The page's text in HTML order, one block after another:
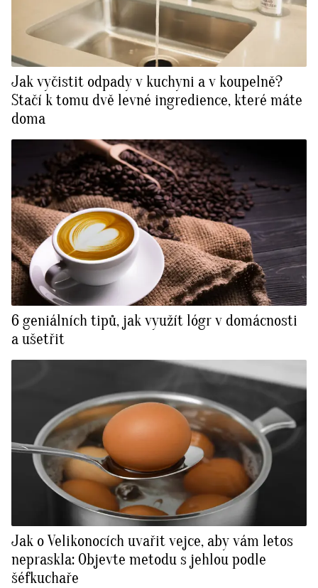
Jak vyčistit odpady v kuchyni a v koupelně?
Stačí k tomu dvě levné ingredience, které máte
doma
6 geniálních tipů, jak využít lógr v domácnosti
a ušetřit
Jak o Velikonocích uvařit vejce, aby vám letos
nepraskla: Objevte metodu s jehlou podle
šéfkuchaře